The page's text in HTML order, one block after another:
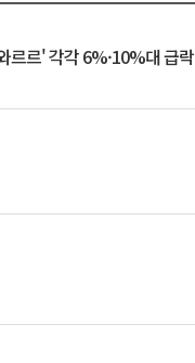
르르' 각각 6%·10%대 급락